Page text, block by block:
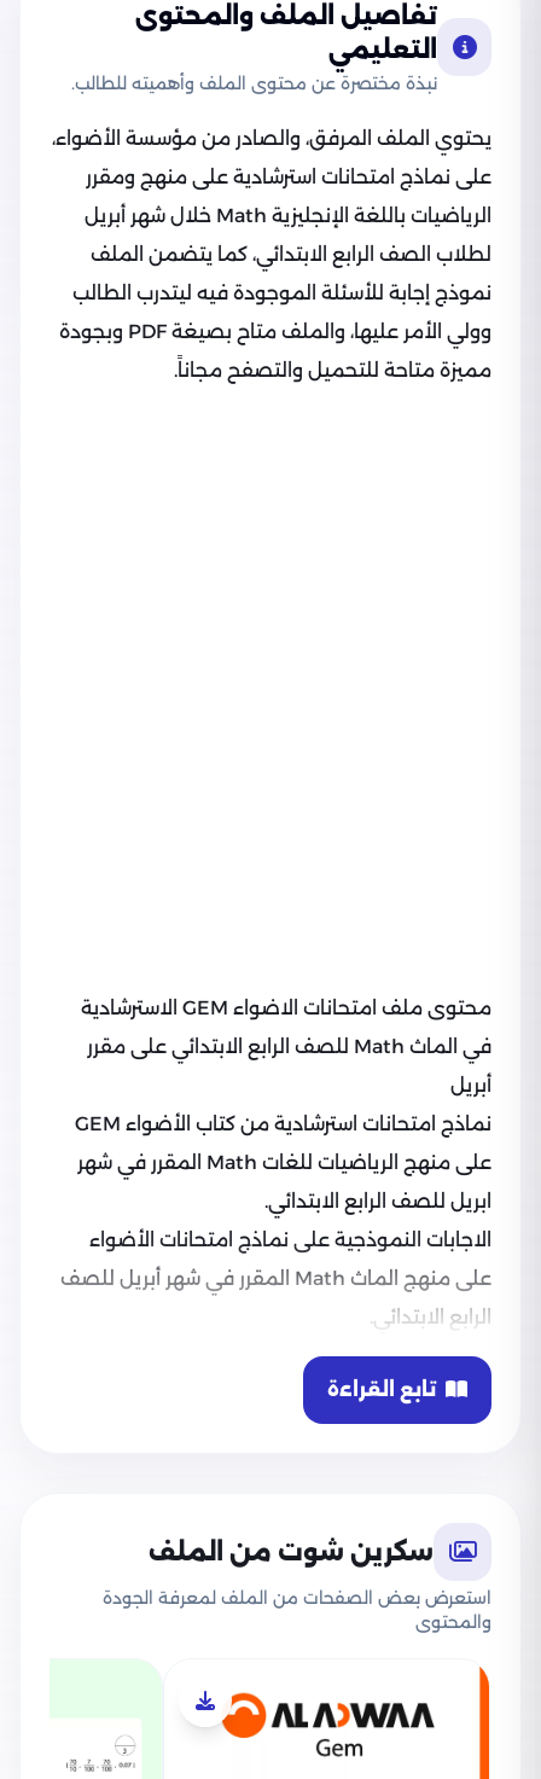
تفاصيل الملف والمحتوى
التعليمي
نبذة مختصرة عن محتوى الملف وأهميته للطالب.
يحتوي الملف المرفق، والصادر من مؤسسة الأضواء،
على نماذج امتحانات استرشادية على منهج ومقرر
الرياضيات باللغة الإنجليزية Math خلال شهر أبريل
لطلاب الصف الرابع الابتدائي، كما يتضمن الملف
نموذج إجابة للأسئلة الموجودة فيه ليتدرب الطالب
وولي الأمر عليها، والملف متاح بصيغة PDF وبجودة
مميزة متاحة للتحميل والتصفح مجاناً.
محتوى ملف امتحانات الاضواء GEM الاسترشادية
في الماث Math للصف الرابع الابتدائي على مقرر
أبريل
نماذج امتحانات استرشادية من كتاب الأضواء GEM
على منهج الرياضيات للغات Math المقرر في شهر
ابريل للصف الرابع الابتدائي.
الاجابات النموذجية على نماذج امتحانات الأضواء
على منهج الماث Math المقرر في شهر أبريل للصف
الرابع الابتدائي.
تابع القراءة
سكرين شوت من الملف
استعرض بعض الصفحات من الملف لمعرفة الجودة
والمحتوى